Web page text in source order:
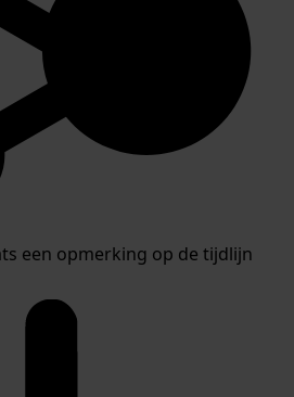
een opmerking op de tijdlijn